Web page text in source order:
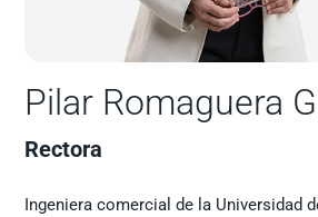
Pilar Romaguera
Rectora
Ingeniera comercial de la Universidad